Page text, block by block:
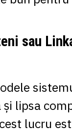
sau
lipsa
lucru